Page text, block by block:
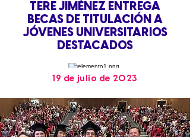
TERE JIMÉNEZ ENTREGA
BECAS DE TITULACIÓN A
JÓVENES UNIVERSITARIOS
DESTACADOS
19 de julio de 2023